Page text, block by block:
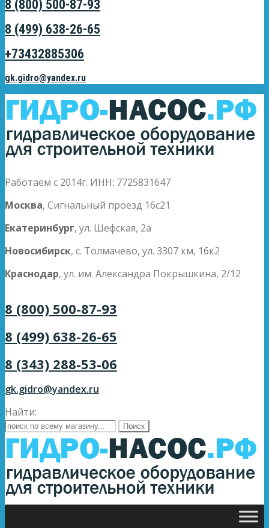
8 (800) 500-87-93
8 (499) 638-26-65
+73432885306
gk.gidro@yandex.ru
Работаем с 2014г. ИНН: 7725831647
Москва, Сигнальный проезд 16с21
Екатеринбург, ул. Шефская, 2а
Новосибирск, с. Толмачево, ул. 3307 км, 16к2
Краснодар, ул. им. Александра Покрышкина, 2/12
8 (800) 500-87-93
8 (499) 638-26-65
8 (343) 288-53-06
gk.gidro@yandex.ru
Найти: